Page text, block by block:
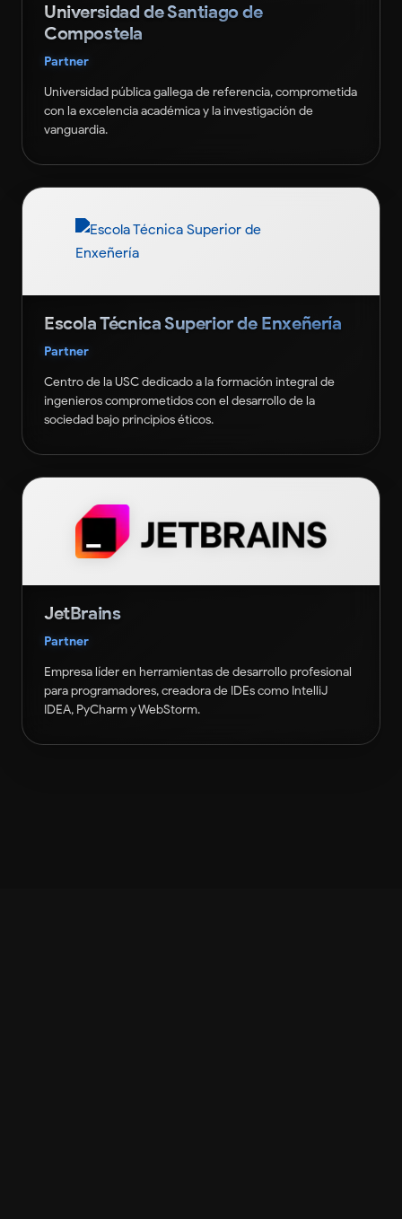
Universidad de Santiago de
Compostela
Partner
Universidad pública gallega de referencia, comprometida
con la excelencia académica y la investigación de
vanguardia.
Escola Técnica Superior de Enxeñería
Partner
Centro de la USC dedicado a la formación integral de
ingenieros comprometidos con el desarrollo de la
sociedad bajo principios éticos.
JetBrains
Partner
Empresa líder en herramientas de desarrollo profesional
para programadores, creadora de IDEs como IntelliJ
IDEA, PyCharm y WebStorm.